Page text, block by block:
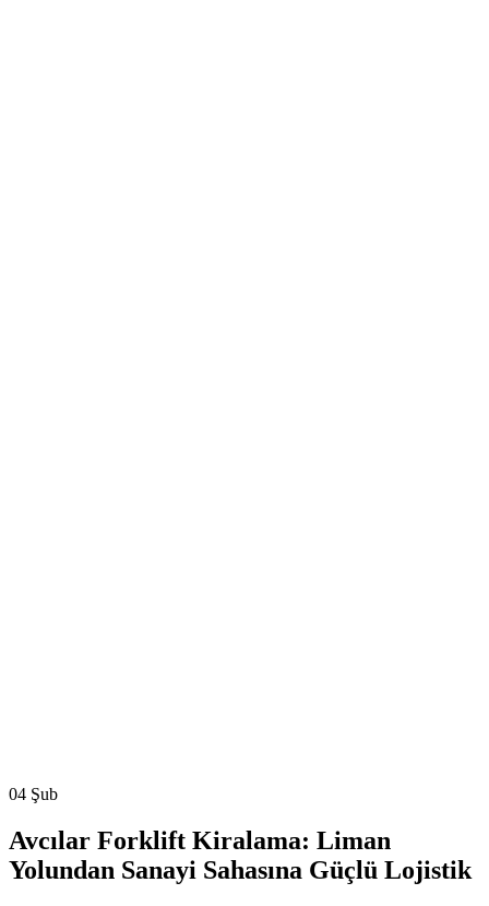
04 Şub
Avcılar Forklift Kiralama: Liman
Yolundan Sanayi Sahasına Güçlü Lojistik